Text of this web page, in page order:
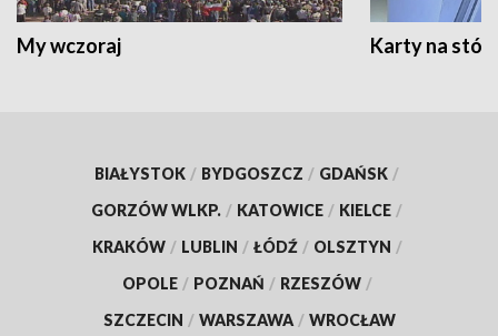
My wczoraj Karty na
BIAŁYSTOK / BYDGOSZCZ / GDAŃSK /
GORZÓW WLKP. / KATOWICE / KIELCE /
KRAKÓW / LUBLIN / ŁÓDŹ / OLSZTYN /
OPOLE / POZNAŃ / RZESZÓW /
SZCZECIN / WARSZAWA / WROCŁAW